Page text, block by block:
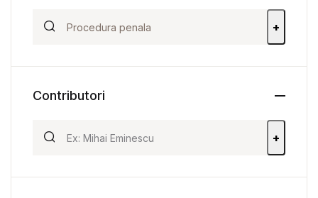
+
Contributori
+